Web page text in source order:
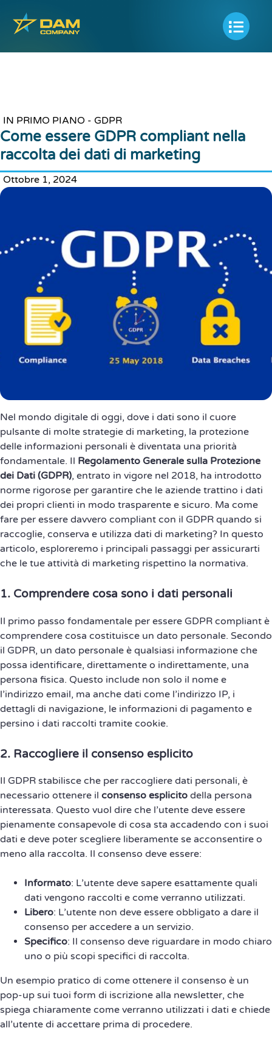
IN PRIMO PIANO - GDPR
Come essere GDPR compliant nella
raccolta dei dati di marketing
Ottobre 1, 2024
Nel mondo digitale di oggi, dove i dati sono il cuore
pulsante di molte strategie di marketing, la protezione
delle informazioni personali è diventata una priorità
fondamentale. Il Regolamento Generale sulla Protezione
dei Dati (GDPR), entrato in vigore nel 2018, ha introdotto
norme rigorose per garantire che le aziende trattino i dati
dei propri clienti in modo trasparente e sicuro. Ma come
fare per essere davvero compliant con il GDPR quando si
raccoglie, conserva e utilizza dati di marketing? In questo
articolo, esploreremo i principali passaggi per assicurarti
che le tue attività di marketing rispettino la normativa.
1. Comprendere cosa sono i dati personali
Il primo passo fondamentale per essere GDPR compliant è
comprendere cosa costituisce un dato personale. Secondo
il GDPR, un dato personale è qualsiasi informazione che
possa identificare, direttamente o indirettamente, una
persona fisica. Questo include non solo il nome e
l’indirizzo email, ma anche dati come l’indirizzo IP, i
dettagli di navigazione, le informazioni di pagamento e
persino i dati raccolti tramite cookie.
2. Raccogliere il consenso esplicito
Il GDPR stabilisce che per raccogliere dati personali, è
necessario ottenere il consenso esplicito della persona
interessata. Questo vuol dire che l’utente deve essere
pienamente consapevole di cosa sta accadendo con i suoi
dati e deve poter scegliere liberamente se acconsentire o
meno alla raccolta. Il consenso deve essere:
Informato: L’utente deve sapere esattamente quali
dati vengono raccolti e come verranno utilizzati.
Libero: L’utente non deve essere obbligato a dare il
consenso per accedere a un servizio.
Specifico: Il consenso deve riguardare in modo chiaro
uno o più scopi specifici di raccolta.
Un esempio pratico di come ottenere il consenso è un
pop-up sui tuoi form di iscrizione alla newsletter, che
spiega chiaramente come verranno utilizzati i dati e chiede
all’utente di accettare prima di procedere.